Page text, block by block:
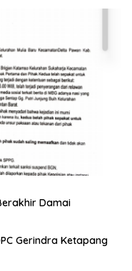
Damai
Gerindra Ketapang